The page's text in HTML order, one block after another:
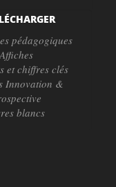
pédagogiques
Affiches
et chiffres clés
Innovation &
blancs